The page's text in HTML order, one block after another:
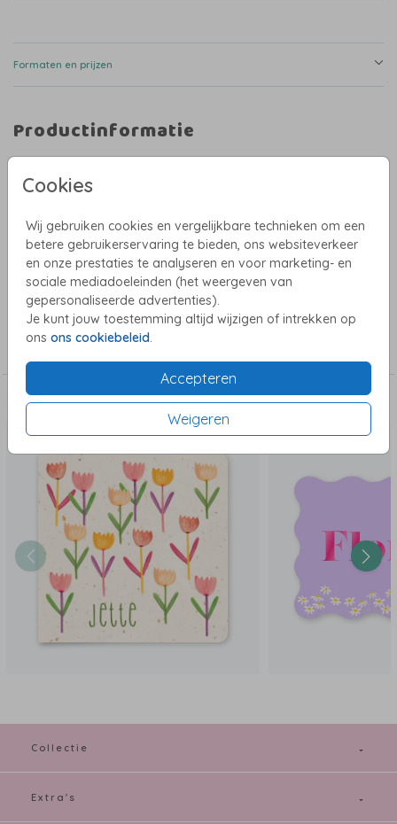
Cookies
Wij gebruiken cookies en vergelijkbare technieken om een
betere gebruikerservaring te bieden, ons websiteverkeer
en onze prestaties te analyseren en voor marketing- en
sociale mediadoeleinden (het weergeven van
gepersonaliseerde advertenties).
Je kunt jouw toestemming altijd wijzigen of intrekken op
ons ons cookiebeleid
Accepteren
Weigeren
Formaten en prijzen
Productinformatie
• Vrolijk geboortekaartje
• Ronde hoekjes
• Uniseks design
• Geschikt voor zowel jongens als meisjes
Neutraal geboortekaartje met blauwe achtergrond
Een lief en rustig geboortekaartje met bloemen en bijtje, perfect voor wie
houdt van een zachte, natuurlijke uitstraling. De frisse groenblauwe
achtergrond in combinatie met witte madeliefjes en een klein vliegend
geboortekaartje voor een meisje, maar ook heel geschikt als uniseks
Persoonlijk geboortekaartje
Je kunt dit geboortekaartje eenvoudig personaliseren in de editor: pas
help ik je graag persoonlijk. Wil je iets extra’s toevoegen, zoals een vlinder
of vogeltje in het ontwerp? Ook dat is mogelijk met de afbeeldingen uit de
beeldbank. Zo maak je een persoonlijk geboortekaartje dat echt bij jullie
Bestel een proefdruk voor € 1,00
De eerste proefdruk voor een kaartje zonder foliedruk of bijzondere vorm
kost je slechts €1,00. Kies een papiersoort die je mooi lijkt en bekijk dit
geboortekaartje in het echt. Heb je ergens hulp bij nodig? Neem contact
met me op via willeke@studiowam.nl dan kijk ik met je mee.
Toon meer
Collectie
Dit vind je misschien ook leuk
Collectie
Extra's